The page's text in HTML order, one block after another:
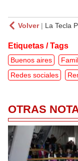
Volver| La Tecla
Etiquetas / Tags
Buenos aires
Redes sociales
OTRAS